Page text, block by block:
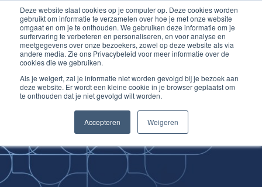
Deze website slaat cookies op je computer op. Deze cookies worden
gebruikt om informatie te verzamelen over hoe je met onze website
omgaat en om je te onthouden. We gebruiken deze informatie om je
surfervaring te verbeteren en personaliseren, en voor analyse en
meetgegevens over onze bezoekers, zowel op deze website als via
andere media. Zie ons Privacybeleid voor meer informatie over de
cookies die we gebruiken.
Als je weigert, zal je informatie niet worden gevolgd bij je bezoek aan
deze website. Er wordt een kleine cookie in je browser geplaatst om
te onthouden dat je niet gevolgd wilt worden.
Accepteren Weigeren
Inloggen account
Ga
naar
de
inhoud
Improving
Medical Skills